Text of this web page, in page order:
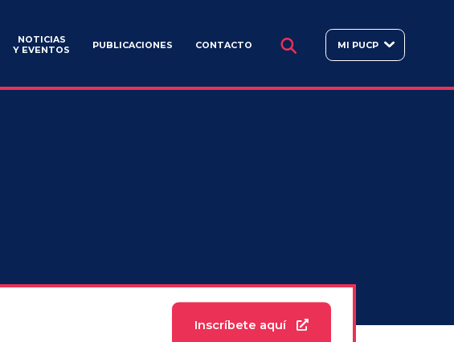
NOTICIAS
Y EVENTOS
PUBLICACIONES CONTACTO BUSCAR MI PUCP
Inscríbete aquí